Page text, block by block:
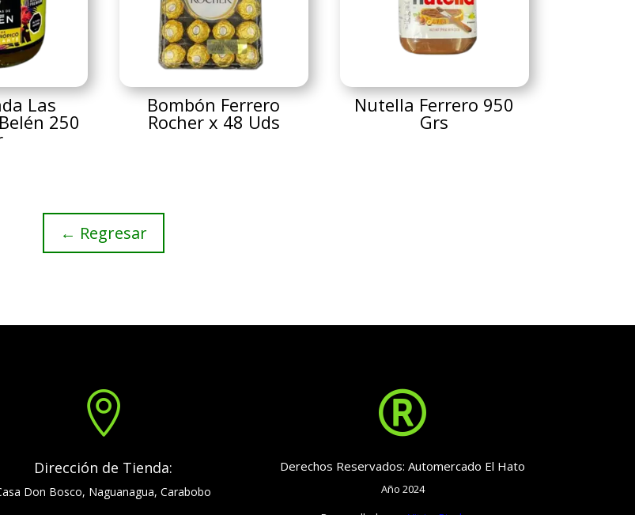
Las
250
Bombón Ferrero
Rocher x 48 Uds
Nutella Ferrero 950
Grs
← Regresar

Dirección de Tienda:
Don Bosco, Naguanagua, Carabobo

Derechos Reservados: Automercado El Hato
Año 2024